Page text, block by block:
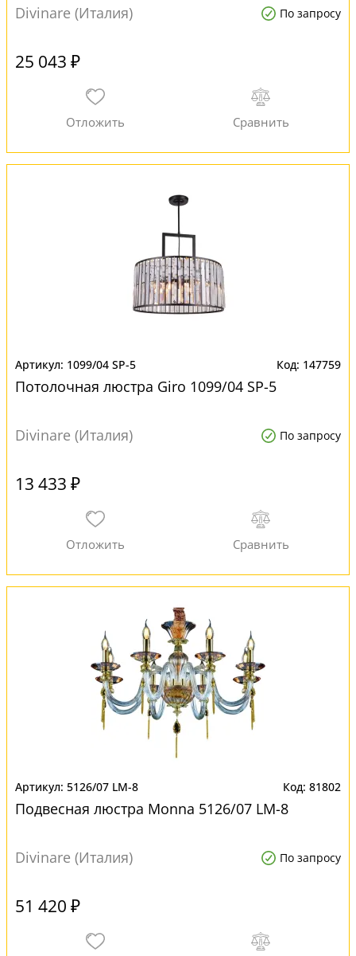
Divinare (Италия) По запросу
25 043 ₽
1099/04 SP-5 147759
Потолочная люстра Giro 1099/04 SP-5
Divinare (Италия) По запросу
13 433 ₽
5126/07 LM-8 81802
Подвесная люстра Monna 5126/07 LM-8
Divinare (Италия) По запросу
51 420 ₽